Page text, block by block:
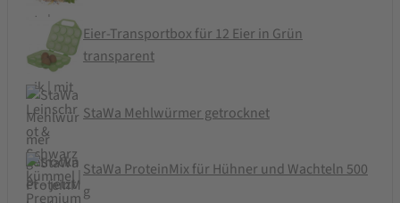
Eier-Transportbox für 12 Eier in Grün
transparent
StaWa Mehlwürmer getrocknet
StaWa ProteinMix für Hühner und Wachteln 500
g